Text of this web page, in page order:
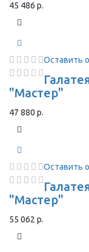
45 486 р.
Оставить
"Мастер"
47 880 р.
Оставить
"Мастер"
55 062 р.